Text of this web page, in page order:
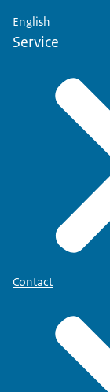
English
Service
Contact